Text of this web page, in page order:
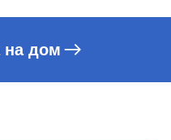
на дом